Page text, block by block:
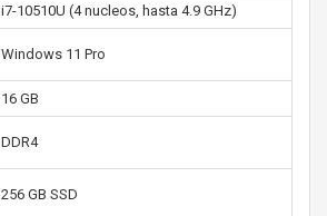
i7-10510U (4 nucleos, hasta 4.9 GHz)
Windows 11 Pro
16 GB
DDR4
256 GB SSD